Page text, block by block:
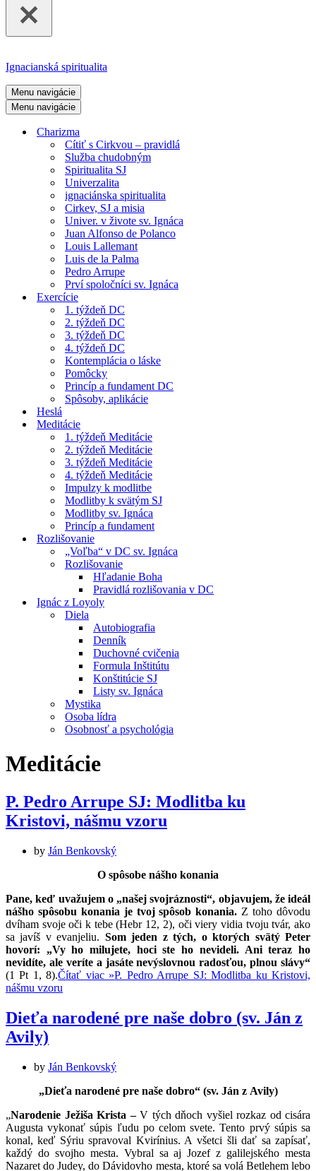
Ignacianská spiritualita
Menu navigácie
Menu navigácie
Charizma
Cítiť s Cirkvou – pravidlá
Služba chudobným
Spiritualita SJ
Univerzalita
ignaciánska spiritualita
Cirkev, SJ a misia
Univer. v živote sv. Ignáca
Juan Alfonso de Polanco
Louis Lallemant
Luis de la Palma
Pedro Arrupe
Prví spoločníci sv. Ignáca
Exercície
1. týždeň DC
2. týždeň DC
3. týždeň DC
4. týždeň DC
Kontemplácia o láske
Pomôcky
Princíp a fundament DC
Spôsoby, aplikácie
Heslá
Meditácie
1. týždeň Meditácie
2. týždeň Meditácie
3. týždeň Meditácie
4. týždeň Meditácie
Impulzy k modlitbe
Modlitby k svätým SJ
Modlitby sv. Ignáca
Princíp a fundament
Rozlišovanie
„Voľba“ v DC sv. Ignáca
Rozlišovanie
Hľadanie Boha
Pravidlá rozlišovania v DC
Ignác z Loyoly
Diela
Autobiografia
Denník
Duchovné cvičenia
Formula Inštitútu
Konštitúcie SJ
Listy sv. Ignáca
Mystika
Osoba lídra
Osobnosť a psychológia
Meditácie
P. Pedro Arrupe SJ: Modlitba ku
Kristovi, nášmu vzoru
by Ján Benkovský
O spôsobe nášho konania
Pane, keď uvažujem o „našej svojráznosti“, objavujem, že ideál
nášho spôsobu konania je tvoj spôsob konania. Z toho dôvodu
dvíham svoje oči k tebe (Hebr 12, 2), oči viery vidia tvoju tvár, ako
sa javíš v evanjeliu. Som jeden z tých, o ktorých svätý Peter
hovorí: „Vy ho milujete, hoci ste ho nevideli. Ani teraz ho
nevidíte, ale veríte a jasáte nevýslovnou radosťou, plnou slávy“
(1 Pt 1, 8).Čítať viac »P. Pedro Arrupe SJ: Modlitba ku Kristovi,
nášmu vzoru
Dieťa narodené pre naše dobro (sv. Ján z
Avily)
by Ján Benkovský
„Dieťa narodené pre naše dobro“ (sv. Ján z Avily)
„Narodenie Ježiša Krista –V tých dňoch vyšiel rozkaz od cisára
Augusta vykonať súpis ľudu po celom svete. Tento prvý súpis sa
konal, keď Sýriu spravoval Kvirínius. A všetci šli dať sa zapísať,
každý do svojho mesta. Vybral sa aj Jozef z galilejského mesta
Nazaret do Judey, do Dávidovho mesta, ktoré sa volá Betlehem lebo